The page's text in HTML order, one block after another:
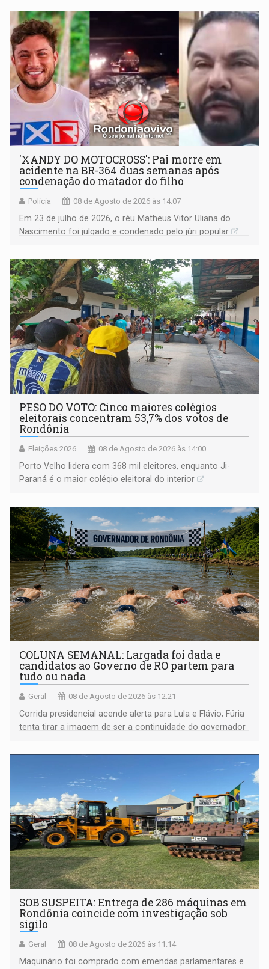
'XANDY DO MOTOCROSS': Pai morre em
acidente na BR-364 duas semanas após
condenação do matador do filho
Polícia 08 de Agosto de 2026 às 14:07
Em 23 de julho de 2026, o réu Matheus Vitor Uliana do
Nascimento foi julgado e condenado pelo júri popular
PESO DO VOTO: Cinco maiores colégios
eleitorais concentram 53,7% dos votos de
Rondônia
Eleições 2026 08 de Agosto de 2026 às 14:00
Porto Velho lidera com 368 mil eleitores, enquanto Ji-
Paraná é o maior colégio eleitoral do interior
COLUNA SEMANAL: Largada foi dada e
candidatos ao Governo de RO partem para
tudo ou nada
Geral 08 de Agosto de 2026 às 12:21
Corrida presidencial acende alerta para Lula e Flávio; Fúria
tenta tirar a imagem de ser a continuidade do governador
não ter entrado no modo eleição; ABAV faz evento em
SOB SUSPEITA: Entrega de 286 máquinas em
Rondônia coincide com investigação sob
sigilo
Geral 08 de Agosto de 2026 às 11:14
Maquinário foi comprado com emendas parlamentares e